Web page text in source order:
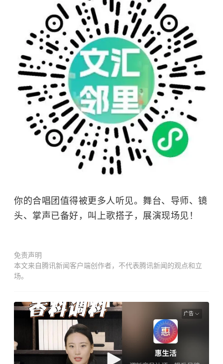
你的合唱团值得被更多人听见。舞台、导师、镜
头、掌声已备好，叫上歌搭子，展演现场见！
免责声明
本文来自腾讯新闻客户端创作者，不代表腾讯新闻的观点和立
场。
广告